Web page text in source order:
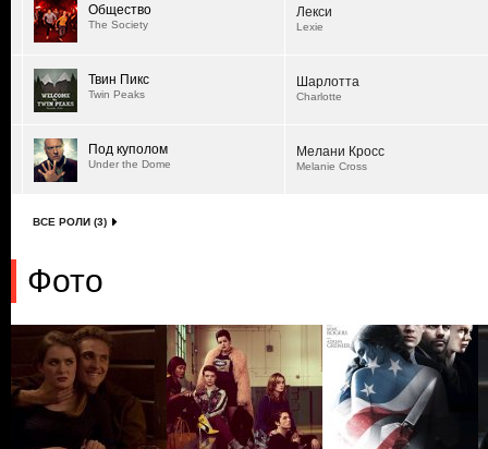
Общество
The Society
Лекси
Lexie
Твин Пикс
Twin Peaks
Шарлотта
Charlotte
Под куполом
Under the Dome
Мелани Кросс
Melanie Cross
ВСЕ РОЛИ (3)
Фото